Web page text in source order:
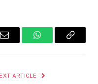
Email WhatsAppCopy
ARTICLE